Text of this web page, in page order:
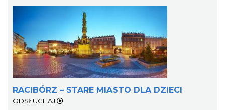
RACIBÓRZ – STARE MIASTO DLA DZIECI
ODSŁUCHAJ